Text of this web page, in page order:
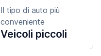
Il tipo di auto più
conveniente
Veicoli piccoli